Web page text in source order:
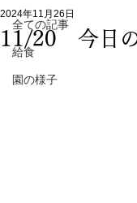
全ての記事
給食
園の様子
11/20 今日
2024年11月26日